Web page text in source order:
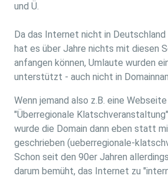
und Ü.
Da das Internet nicht in
hat es über Jahre nichts mit diesen
anfangen können, Umlaute wurden
unterstützt - auch nicht in
Wenn jemand also z.B. eine
"Überregionale
wurde die Domain dann eben statt
geschrieben (ueberregionale-
Schon seit den 90er Jahren
darum bemüht, das Internet zu